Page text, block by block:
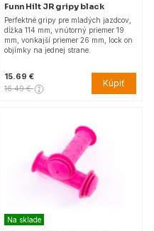
Funn Hilt JR gripy black
Perfektné gripy pre mladých jazdcov,
dĺžka 114 mm, vnútorný priemer 19
mm, vonkajší priemer 26 mm, lock on
objímky na jednej strane.
15.69 €
16.49 € Kúpiť
Na sklade